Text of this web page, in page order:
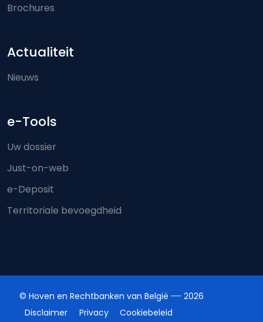
Brochures
Actualiteit
Nieuws
e-Tools
Uw dossier
Just-on-web
e-Deposit
Territoriale bevoegdheid
© Hoven en Rechtbanken van België
2026
Disclaimer
Privacy Cookiebeleid